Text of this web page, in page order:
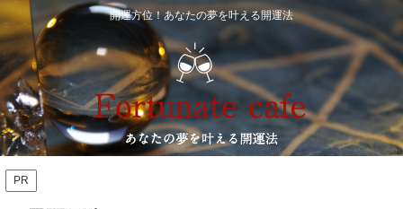
開運方位！あなたの夢を叶える開運法
PR